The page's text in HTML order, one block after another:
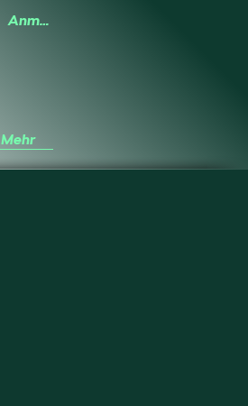
Anmelden
Mehr